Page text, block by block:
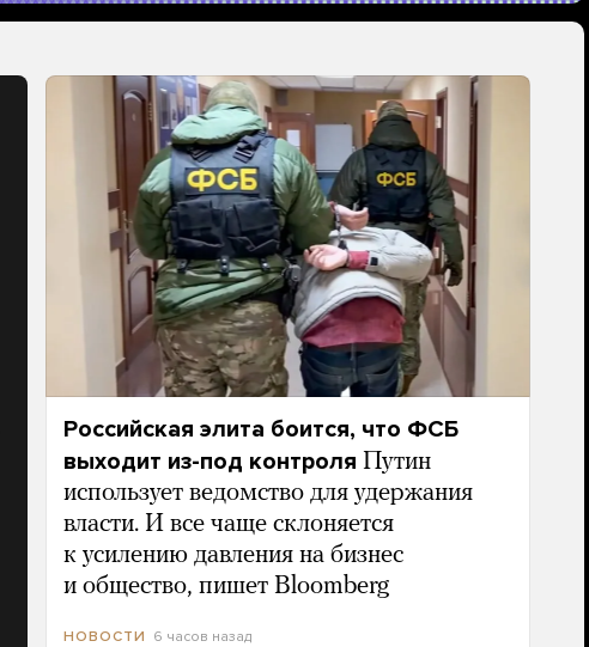
Российская элита боится, что ФСБ
выходит из-под контроля Путин
использует ведомство для удержания
власти. И все чаще склоняется
к усилению давления на бизнес
и общество, пишет Bloomberg
НОВОСТИ 6 часов назад